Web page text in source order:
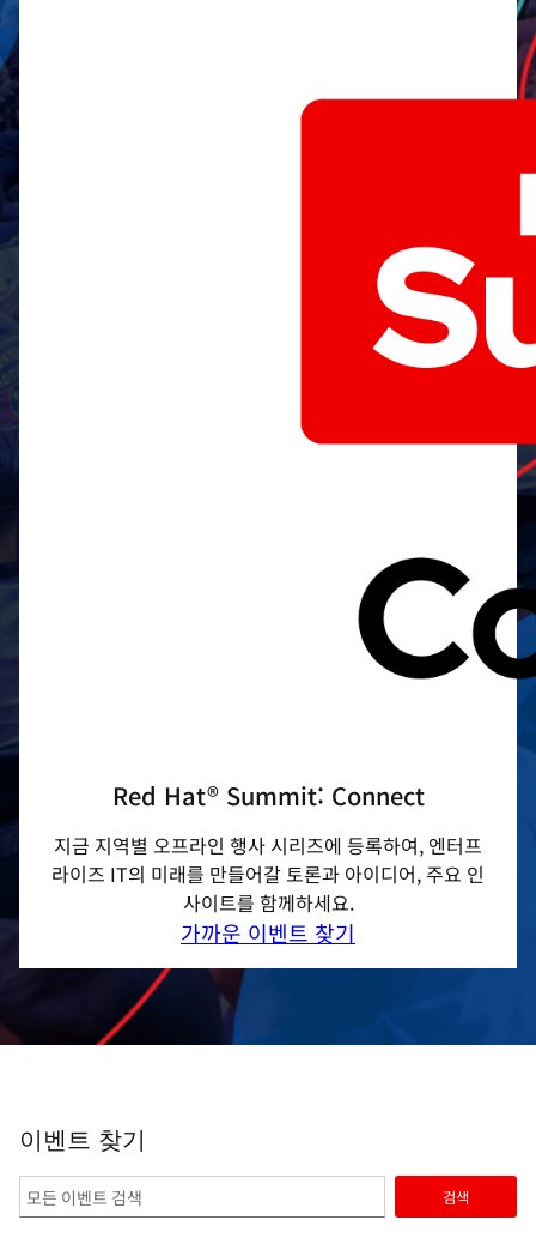
Red Hat® Summit: Connect
지금 지역별 오프라인 행사 시리즈에 등록하여, 엔터프
라이즈 IT의 미래를 만들어갈 토론과 아이디어, 주요 인
사이트를 함께하세요.
가까운 이벤트 찾기
이벤트 찾기
검색